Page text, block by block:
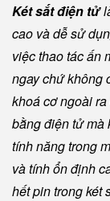
Két sắt điện tử
cao và dễ sử
việc thao tác ấn
ngay chứ không
khoá cơ ngoài
bằng điện tử mà
tính năng trong
và tính ổn định
hết pin trong két